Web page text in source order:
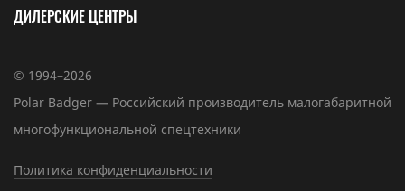
ДИЛЕРСКИЕ ЦЕНТРЫ
© 1994–2026
Polar Badger — Российский производитель малогабаритной
многофункциональной спецтехники
Политика конфиденциальности